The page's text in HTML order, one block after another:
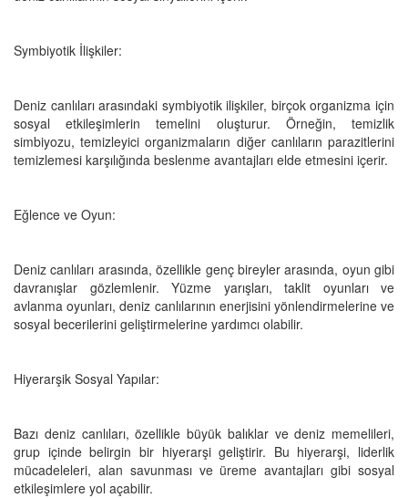
Symbiyotik İlişkiler:
Deniz canlıları arasındaki symbiyotik ilişkiler, birçok organizma için
sosyal etkileşimlerin temelini oluşturur. Örneğin, temizlik
simbiyozu, temizleyici organizmaların diğer canlıların parazitlerini
temizlemesi karşılığında beslenme avantajları elde etmesini içerir.
Eğlence ve Oyun:
Deniz canlıları arasında, özellikle genç bireyler arasında, oyun gibi
davranışlar gözlemlenir. Yüzme yarışları, taklit oyunları ve
avlanma oyunları, deniz canlılarının enerjisini yönlendirmelerine ve
sosyal becerilerini geliştirmelerine yardımcı olabilir.
Hiyerarşik Sosyal Yapılar:
Bazı deniz canlıları, özellikle büyük balıklar ve deniz memelileri,
grup içinde belirgin bir hiyerarşi geliştirir. Bu hiyerarşi, liderlik
mücadeleleri, alan savunması ve üreme avantajları gibi sosyal
etkileşimlere yol açabilir.